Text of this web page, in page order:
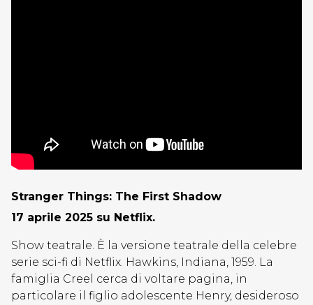
Stranger Things: The First Shadow
17 aprile 2025 su Netflix.
Show teatrale. È la versione teatrale della celebre
serie sci-fi di Netflix. Hawkins, Indiana, 1959. La
famiglia Creel cerca di voltare pagina, in
particolare il figlio adolescente Henry, desideroso